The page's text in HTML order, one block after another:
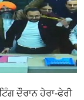
ਦੌਰਾਨ ਹੇਰਾ-ਫੇਰੀ